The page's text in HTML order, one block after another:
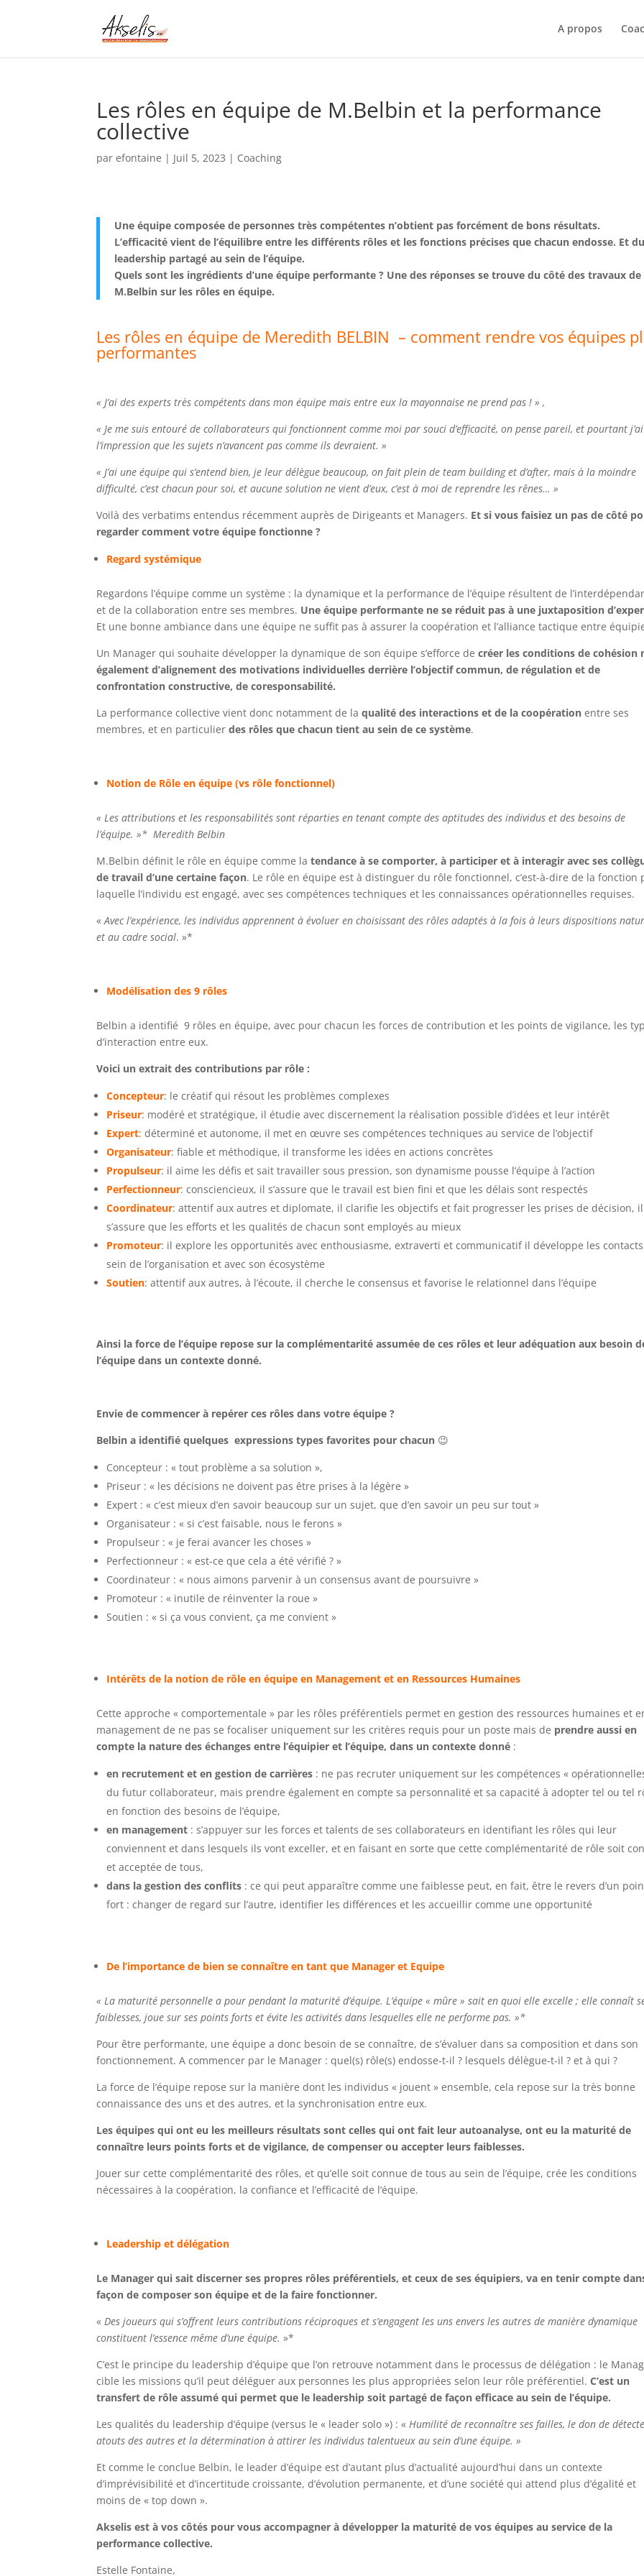
A propos
Les rôles en équipe de M.Belbin et la performance
collective
parefontaine | Juil 5, 2023 | Coaching
Une équipe composée de personnes très compétentes n’obtient pas forcément de bons résultats.
L’efficacité vient de l’équilibre entre les différents rôles et les fonctions précises que chacun endosse. Et
leadership partagé au sein de l’équipe.
Quels sont les ingrédients d’une équipe performante ? Une des réponses se trouve du côté des travaux de
M.Belbin sur les rôles en équipe.
Les rôles en équipe de Meredith BELBIN – comment rendre vos équipes
performantes
« J’ai des experts très compétents dans mon équipe mais entre eux la mayonnaise ne prend pas ! » ,
« Je me suis entouré de collaborateurs qui fonctionnent comme moi par souci d’efficacité, on pense pareil, et pourtant j’ai
l’impression que les sujets n’avancent pas comme ils devraient. »
« J’ai une équipe qui s’entend bien, je leur délègue beaucoup, on fait plein de team building et d’after, mais à la moindre
difficulté, c’est chacun pour soi, et aucune solution ne vient d’eux, c’est à moi de reprendre les rênes… »
Voilà des verbatims entendus récemment auprès de Dirigeants et Managers. Et si vous faisiez un pas de côté
regarder comment votre équipe fonctionne ?
Regard systémique
Regardons l’équipe comme un système : la dynamique et la performance de l’équipe résultent de
et de la collaboration entre ses membres. Une équipe performante ne se réduit pas à une juxtaposition
Et une bonne ambiance dans une équipe ne suffit pas à assurer la coopération et l’alliance tactique entre
Un Manager qui souhaite développer la dynamique de son équipe s’efforce decréer les conditions de cohésion
également d’alignement des motivations individuelles derrière l’objectif commun, de régulation et de
confrontation constructive, de coresponsabilité.
La performance collective vient donc notamment de laqualité des interactions et de la coopération entre ses
membres, et en particulierdes rôles que chacun tient au sein de ce système.
Notion de Rôle en équipe (vs rôle fonctionnel)
« Les attributions et les responsabilités sont réparties en tenant compte des aptitudes des individus et des besoins de
l’équipe. »* Meredith Belbin
M.Belbin définit le rôle en équipe comme latendance à se comporter, à participer et à interagir avec ses
de travail d’une certaine façon. Le rôle en équipe est à distinguer du rôle fonctionnel, c’est-à-dire de la fonction
laquelle l’individu est engagé, avec ses compétences techniques et les connaissances opérationnelles requises.
«Avec l’expérience, les individus apprennent à évoluer en choisissant des rôles adaptés à la fois à leurs dispositions
et au cadre social. »*
Modélisation des 9 rôles
Belbin a identifié 9 rôles en équipe, avec pour chacun les forces de contribution et les points de vigilance, les
d’interaction entre eux.
Voici un extrait des contributions par rôle :
Concepteur: le créatif qui résout les problèmes complexes
Priseur: modéré et stratégique, il étudie avec discernement la réalisation possible d’idées et leur intérêt
Expert: déterminé et autonome, il met en œuvre ses compétences techniques au service de l’objectif
Organisateur: fiable et méthodique, il transforme les idées en actions concrètes
Propulseur: il aime les défis et sait travailler sous pression, son dynamisme pousse l’équipe à l’action
Perfectionneur: consciencieux, il s’assure que le travail est bien fini et que les délais sont respectés
Coordinateur: attentif aux autres et diplomate, il clarifie les objectifs et fait progresser les prises de décision, il
s’assure que les efforts et les qualités de chacun sont employés au mieux
Promoteur: il explore les opportunités avec enthousiasme, extraverti et communicatif il développe les
sein de l’organisation et avec son écosystème
Soutien: attentif aux autres, à l’écoute, il cherche le consensus et favorise le relationnel dans l’équipe
Ainsi la force de l’équipe repose sur la complémentarité assumée de ces rôles et leur adéquation aux besoin
l’équipe dans un contexte donné.
Envie de commencer à repérer ces rôles dans votre équipe ?
Belbin a identifié quelques expressions types favorites pour chacun 😉
Concepteur : « tout problème a sa solution »,
Priseur : « les décisions ne doivent pas être prises à la légère »
Expert : « c’est mieux d’en savoir beaucoup sur un sujet, que d’en savoir un peu sur tout »
Organisateur : « si c’est faisable, nous le ferons »
Propulseur : « je ferai avancer les choses »
Perfectionneur : « est-ce que cela a été vérifié ? »
Coordinateur : « nous aimons parvenir à un consensus avant de poursuivre »
Promoteur : « inutile de réinventer la roue »
Soutien : « si ça vous convient, ça me convient »
Intérêts de la notion de rôle en équipe en Management et en Ressources Humaines
Cette approche « comportementale » par les rôles préférentiels permet en gestion des ressources humaines et
management de ne pas se focaliser uniquement sur les critères requis pour un poste mais de prendre aussi en
compte la nature des échanges entre l’équipier et l’équipe, dans un contexte donné :
en recrutement et en gestion de carrières : ne pas recruter uniquement sur les compétences «
du futur collaborateur, mais prendre également en compte sa personnalité et sa capacité à adopter tel ou tel
en fonction des besoins de l’équipe,
en management : s’appuyer sur les forces et talents de ses collaborateurs en identifiant les rôles qui leur
conviennent et dans lesquels ils vont exceller, et en faisant en sorte que cette complémentarité de rôle soit
et acceptée de tous,
dans la gestion des conflits : ce qui peut apparaître comme une faiblesse peut, en fait, être le revers d’un
fort : changer de regard sur l’autre, identifier les différences et les accueillir comme une opportunité
De l’importance de bien se connaître en tant que Manager et Equipe
« La maturité personnelle a pour pendant la maturité d’équipe. L’équipe « mûre » sait en quoi elle excelle ; elle connaît
faiblesses, joue sur ses points forts et évite les activités dans lesquelles elle ne performe pas. »*
Pour être performante, une équipe a donc besoin de se connaître, de s’évaluer dans sa composition et dans son
fonctionnement. A commencer par le Manager : quel(s) rôle(s) endosse-t-il ? lesquels délègue-t-il ? et à qui ?
La force de l’équipe repose sur la manière dont les individus « jouent » ensemble, cela repose sur la très bonne
connaissance des uns et des autres, et la synchronisation entre eux.
Les équipes qui ont eu les meilleurs résultats sont celles qui ont fait leur autoanalyse, ont eu la maturité de
connaître leurs points forts et de vigilance, de compenser ou accepter leurs faiblesses.
Jouer sur cette complémentarité des rôles, et qu’elle soit connue de tous au sein de l’équipe, crée les conditions
nécessaires à la coopération, la confiance et l’efficacité de l’équipe.
Leadership et délégation
Le Manager qui sait discerner ses propres rôles préférentiels, et ceux de ses équipiers, va en tenir compte
façon de composer son équipe et de la faire fonctionner.
«Des joueurs qui s’offrent leurs contributions réciproques et s’engagent les uns envers les autres de manière dynamique
constituent l’essence même d’une équipe. »*
C’est le principe du leadership d’équipe que l’on retrouve notamment dans le processus de délégation : le
cible les missions qu’il peut déléguer aux personnes les plus appropriées selon leur rôle préférentiel.C’est un
transfert de rôle assumé qui permet que le leadership soit partagé de façon efficace au sein de l’équipe.
Les qualités du leadership d’équipe (versus le « leader solo ») : «Humilité de reconnaître ses failles, le don de
atouts des autres et la détermination à attirer les individus talentueux au sein d’une équipe. »
Et comme le conclue Belbin, le leader d’équipe est d’autant plus d’actualité aujourd’hui dans un contexte
d’imprévisibilité et d’incertitude croissante, d’évolution permanente, et d’une société qui attend plus d’égalité et
moins de « top down ».
Akselis est à vos côtés pour vous accompagner à développer la maturité de vos équipes au service de la
performance collective.
Estelle Fontaine,